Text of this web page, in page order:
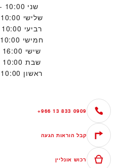
שני 10:00 - 22:00
שלישי 10:00 - 22:00
רביעי 10:00 - 22:00
חמישי 10:00 - 22:00
שישי 16:00 - 22:00
שבת 10:00 - 22:00
ראשון 10:00 - 22:00
+966 13 833 0909
קבל הוראות הגעה
רכוש אונליין